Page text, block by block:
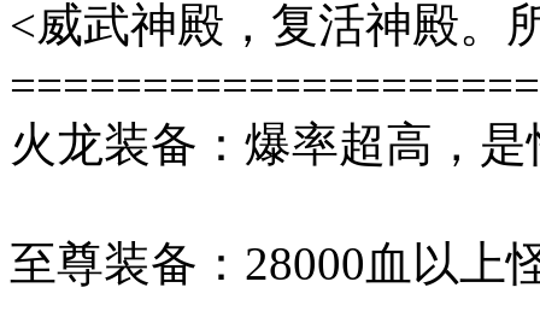
<威武神殿，复活神殿。
火龙装备：爆率超高，
至尊装备：28000血以上